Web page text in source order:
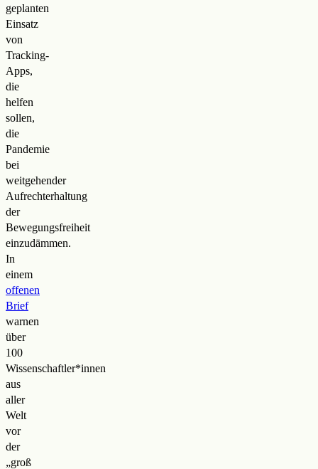
geplanten
Einsatz
von
Tracking-
Apps,
die
helfen
sollen,
die
Pandemie
bei
weitgehender
Aufrechterhaltung
der
Bewegungsfreiheit
einzudämmen.
In
einem
offenen
Brief
warnen
über
100
Wissenschaftler*innen
aus
aller
Welt
vor
der
„groß